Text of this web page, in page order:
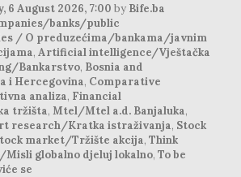
6 August 2026, 7:00 by Bife.ba
banks/public
/ O preduzećima/bankama/javnim
, Artificial intelligence/Vještačka
Bankarstvo, Bosnia and
i Hercegovina, Comparative
analiza, Financial
tržišta, Mtel/Mtel a.d. Banjaluka,
research/Kratka istraživanja, Stock
market/Tržište akcija, Think
globalno djeluj lokalno, To be
se